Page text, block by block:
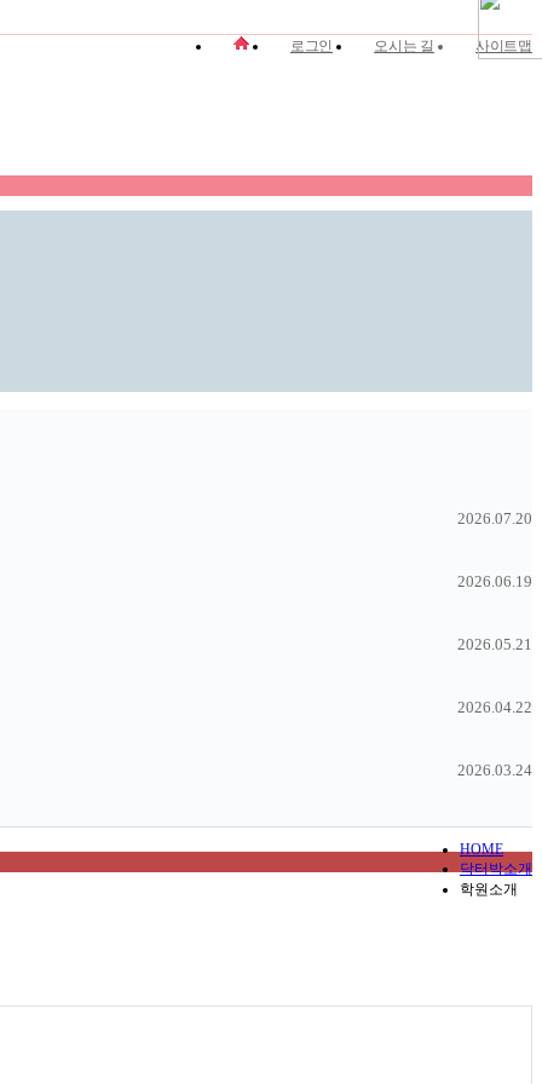
로그인 오시는 길 사이트맵
2026.07.20
2026.06.19
2026.05.21
2026.04.22
2026.03.24
HOME
닥터박소개
학원소개